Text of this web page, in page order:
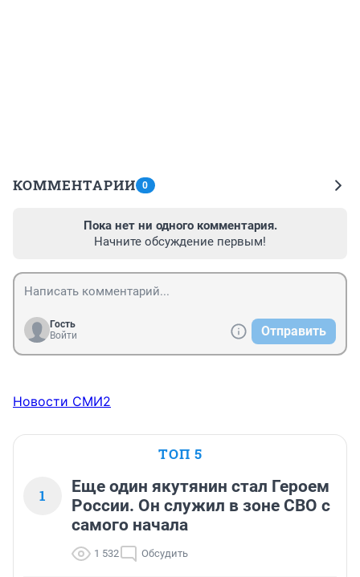
КОММЕНТАРИИ 0
Пока нет ни одного комментария.
Начните обсуждение первым!
Гость
Войти
Отправить
Новости СМИ2
ТОП 5
1
Еще один якутянин стал Героем
России. Он служил в зоне СВО с
самого начала
1 532 Обсудить